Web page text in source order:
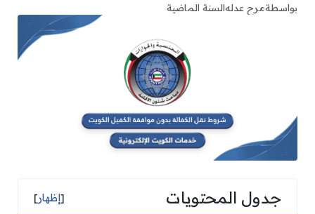
بواسطةمرح عدلهالسنة الماضية
جدول المحتويات [إظهار]